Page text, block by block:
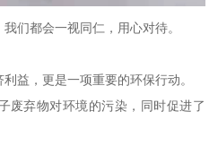
们都会一视同仁，用心对待。
益，更是一项重要的环保行动。
废弃物对环境的污染，同时促进了